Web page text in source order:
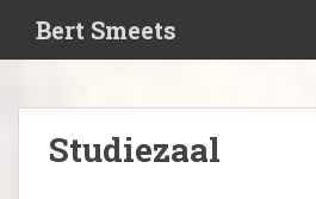
i
Bert Smeets
Studiezaal